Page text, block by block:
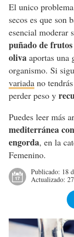
El unico
secos es que son
esencial moderar
puñado de
olivaaportas una
organismo. Si
variadano
perder peso y
Puedes leer más
mediterránea
engorda, en la
Femenino.
Publicado: 18
Actualizado: